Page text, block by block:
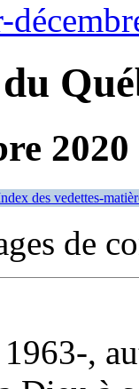
2020
des vedettes-
de
,